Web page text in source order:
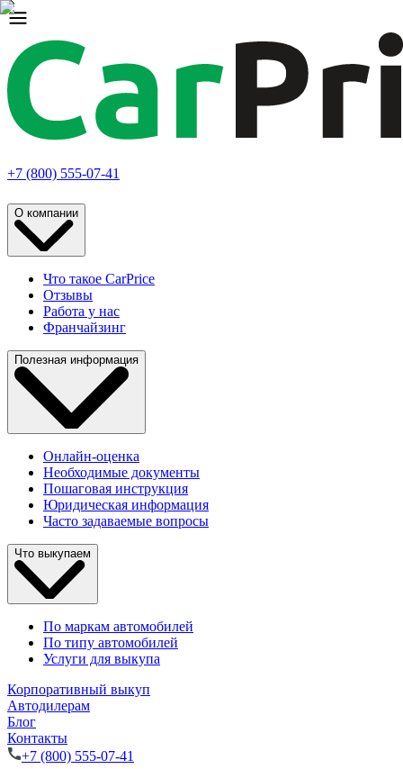
+7 (800) 555-07-41
О компании
Что такое CarPrice
Отзывы
Работа у нас
Франчайзинг
Полезная информация
Онлайн-оценка
Необходимые документы
Пошаговая инструкция
Юридическая информация
Часто задаваемые вопросы
Что выкупаем
По маркам автомобилей
По типу автомобилей
Услуги для выкупа
Корпоративный выкуп
Автодилерам
Блог
Контакты
+7 (800) 555-07-41